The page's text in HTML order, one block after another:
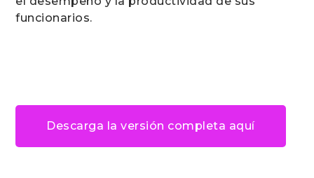
funcionarios.
Descarga la versión completa aquí